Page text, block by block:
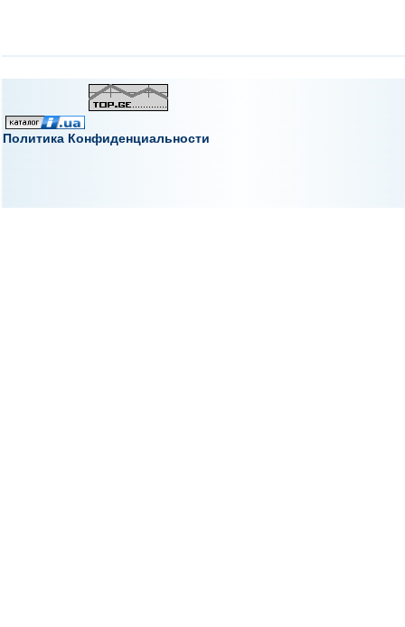
Политика Конфиденциальности